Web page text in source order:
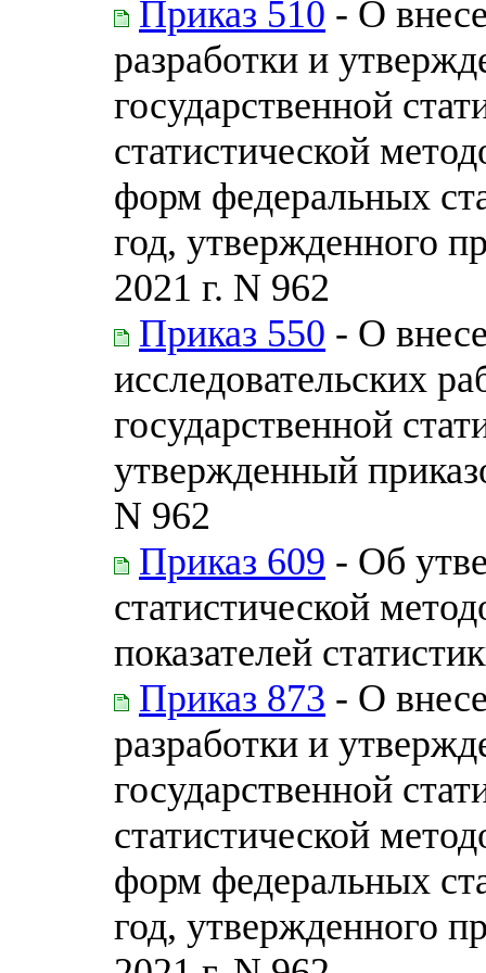
Приказ 510 - О
разработки и
государственной
статистической
форм федеральных
год, утвержденного
2021 г. N 962
Приказ 550 - О
исследовательских
государственной
утвержденный
N 962
Приказ 609 - Об
статистической
показателей
Приказ 873 - О
разработки и
государственной
статистической
форм федеральных
год, утвержденного